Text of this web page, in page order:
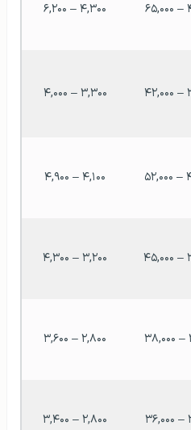
۴,۳۰۰ – ۶,۲۰۰
۳,۳۰۰ – ۴,۰۰۰
۴,۱۰۰ – ۴,۹۰۰
۳,۲۰۰ – ۴,۳۰۰
۲,۸۰۰ – ۳,۶۰۰
۲,۸۰۰ – ۳,۴۰۰